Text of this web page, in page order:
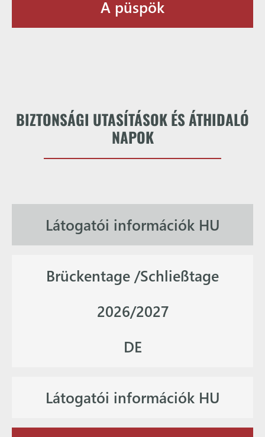
A püspök
BIZTONSÁGI UTASÍTÁSOK ÉS ÁTHIDALÓ
NAPOK
Látogatói információk HU
Brückentage /Schließtage
2026/2027
DE
Látogatói információk HU